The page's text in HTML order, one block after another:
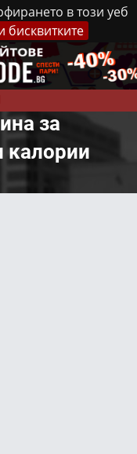
в този уеб
бисквитките
Контакти
за
калории